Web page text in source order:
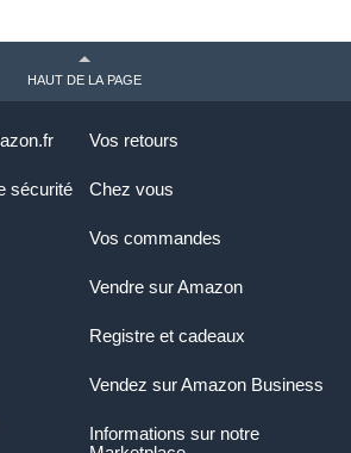
HAUT DE LA PAGE
Vos retours
Chez vous
Vos commandes
Vendre sur Amazon
Registre et cadeaux
Vendez sur Amazon Business
Informations sur notre
sécurité